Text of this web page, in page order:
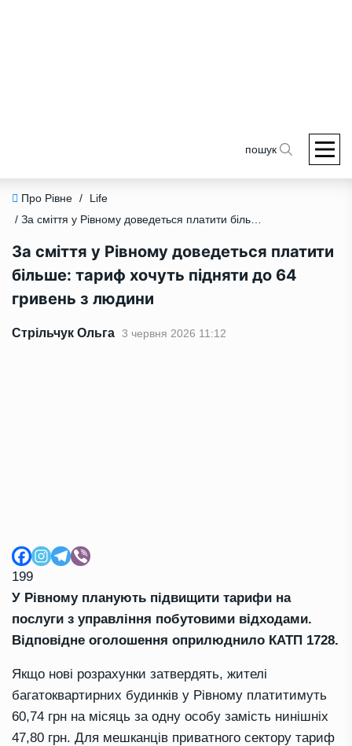
пошук
Про Рівне /
Life
/ За сміття у Рівному доведеться платити більше: тариф хочуть підняти до 64 гривень з людини
За сміття у Рівному доведеться платити
більше: тариф хочуть підняти до 64
гривень з людини
Стрільчук Ольга 3 червня 2026 11:12
199
У Рівному планують підвищити тарифи на
послуги з управління побутовими відходами.
Відповідне оголошення оприлюднило КАТП 1728.
Якщо нові розрахунки затвердять, жителі
багатоквартирних будинків у Рівному платитимуть
60,74 грн на місяць за одну особу замість нинішніх
47,80 грн. Для мешканців приватного сектору тариф